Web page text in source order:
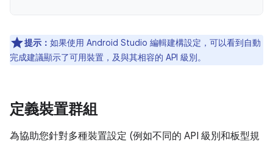
提示： 如果使用 Android Studio 編輯建構設定，可以看到自動
完成建議顯示了可用裝置，及與其相容的 API 級別。
定義裝置群組
為協助您針對多種裝置設定 (例如不同的 API 級別和板型規